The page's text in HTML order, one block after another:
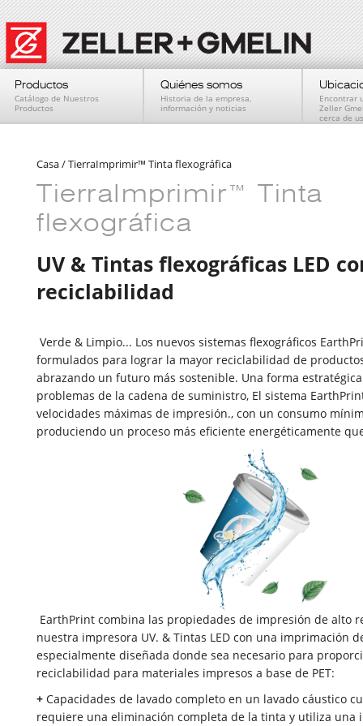
Productos
Catálogo de Nuestros
Productos
Quiénes somos
Historia de la empresa,
información y noticias
Encontrar
Zeller
cerca de
Casa/TierraImprimir™ Tinta flexográfica
TierraImprimir™ Tinta
flexográfica
UV & Tintas flexográficas LED
reciclabilidad
Verde & Limpio... Los nuevos sistemas flexográficos
formulados para lograr la mayor reciclabilidad de
abrazando un futuro más sostenible. Una forma
problemas de la cadena de suministro, El sistema
velocidades máximas de impresión., con un consumo
produciendo un proceso más eficiente energéticamente
EarthPrint combina las propiedades de impresión de alto
nuestra impresora UV. & Tintas LED con una imprimación
especialmente diseñada donde sea necesario para
reciclabilidad para materiales impresos a base de PET:
+ Capacidades de lavado completo en un lavado cáustico
requiere una eliminación completa de la tinta y utiliza una